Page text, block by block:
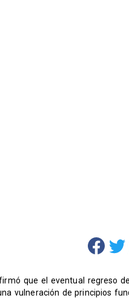
que el eventual regreso
vulneración de principios